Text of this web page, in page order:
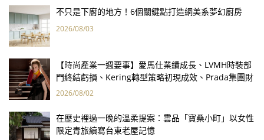
不只是下廚的地方！6個關鍵點打造網美系夢幻廚房
2026/08/03
【時尚產業一週要事】愛馬仕業績成長、LVMH時裝部
門終結虧損、Kering轉型策略初現成效、Prada集團財
報亮眼
2026/08/02
在歷史裡過一晚的溫柔提案：雲品「寶桑小町」以女性
限定青旅續寫台東老屋記憶